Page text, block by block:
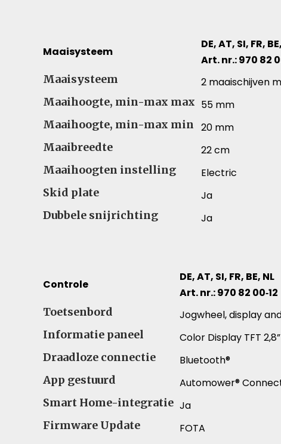
Maaisysteem – Vergelijk specificaties voor
Maaisysteem
DE, AT, SI, FR,
Art. nr.: 970 82
Maaisysteem
2 maaischijven
Maaihoogte, min-max max 55 mm
Maaihoogte, min-max min 20 mm
Maaibreedte
22 cm
Maaihoogten instelling
Electric
Skid plate
Ja
Dubbele snijrichting
Ja
Controle – Vergelijk specificaties voor
Controle
DE, AT, SI, FR, BE, NL
Art. nr.: 970 82 00‑12
Toetsenbord
Jogwheel, display
Informatie paneel
Color Display TFT
Draadloze connectie
Bluetooth®
App gestuurd
Automower®
Smart Home-integratie Ja
Firmware Update
FOTA